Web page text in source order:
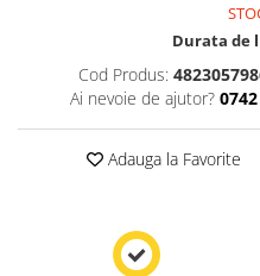
Durata de
Cod Produs:
Ai nevoie de ajutor?
Adauga la Favorite